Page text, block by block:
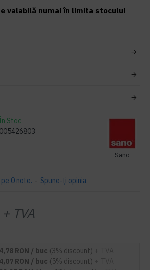
valabilă numai în limita stocului
Stoc
Sano
0 note. - Spune-ţi opinia
+ TVA
RON / buc (3% discount)
RON / buc (5% discount)